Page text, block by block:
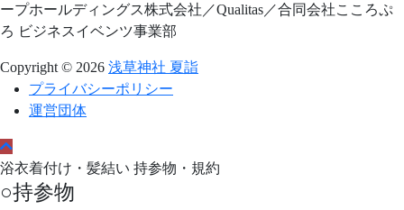
ープホールディングス株式会社／Qualitas／合同会社こころぷ
ろ ビジネスイベンツ事業部
Copyright © 2026 浅草神社 夏詣
プライバシーポリシー
運営団体
浴衣着付け・髪結い 持参物・規約
○持参物